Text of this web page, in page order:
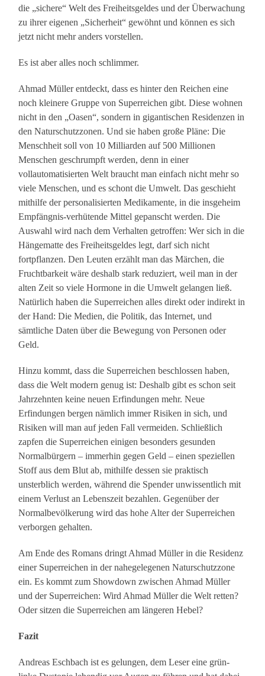
die „sichere“ Welt des Freiheitsgeldes und der Überwachung
zu ihrer eigenen „Sicherheit“ gewöhnt und können es sich
jetzt nicht mehr anders vorstellen.
Es ist aber alles noch schlimmer.
Ahmad Müller entdeckt, dass es hinter den Reichen eine
noch kleinere Gruppe von Superreichen gibt. Diese wohnen
nicht in den „Oasen“, sondern in gigantischen Residenzen in
den Naturschutzzonen. Und sie haben große Pläne: Die
Menschheit soll von 10 Milliarden auf 500 Millionen
Menschen geschrumpft werden, denn in einer
vollautomatisierten Welt braucht man einfach nicht mehr so
viele Menschen, und es schont die Umwelt. Das geschieht
mithilfe der personalisierten Medikamente, in die insgeheim
Empfängnis-verhütende Mittel gepanscht werden. Die
Auswahl wird nach dem Verhalten getroffen: Wer sich in die
Hängematte des Freiheitsgeldes legt, darf sich nicht
fortpflanzen. Den Leuten erzählt man das Märchen, die
Fruchtbarkeit wäre deshalb stark reduziert, weil man in der
alten Zeit so viele Hormone in die Umwelt gelangen ließ.
Natürlich haben die Superreichen alles direkt oder indirekt in
der Hand: Die Medien, die Politik, das Internet, und
sämtliche Daten über die Bewegung von Personen oder
Geld.
Hinzu kommt, dass die Superreichen beschlossen haben,
dass die Welt modern genug ist: Deshalb gibt es schon seit
Jahrzehnten keine neuen Erfindungen mehr. Neue
Erfindungen bergen nämlich immer Risiken in sich, und
Risiken will man auf jeden Fall vermeiden. Schließlich
zapfen die Superreichen einigen besonders gesunden
Normalbürgern – immerhin gegen Geld – einen speziellen
Stoff aus dem Blut ab, mithilfe dessen sie praktisch
unsterblich werden, während die Spender unwissentlich mit
einem Verlust an Lebenszeit bezahlen. Gegenüber der
Normalbevölkerung wird das hohe Alter der Superreichen
verborgen gehalten.
Am Ende des Romans dringt Ahmad Müller in die Residenz
einer Superreichen in der nahegelegenen Naturschutzzone
ein. Es kommt zum Showdown zwischen Ahmad Müller
und der Superreichen: Wird Ahmad Müller die Welt retten?
Oder sitzen die Superreichen am längeren Hebel?
Fazit
Andreas Eschbach ist es gelungen, dem Leser eine grün-